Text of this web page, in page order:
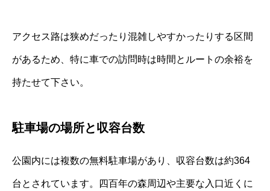
アクセス路は狭めだったり混雑しやすかったりする区間
があるため、特に車での訪問時は時間とルートの余裕を
持たせて下さい。
駐車場の場所と収容台数
公園内には複数の無料駐車場があり、収容台数は約364
台とされています。四百年の森周辺や主要な入口近くに